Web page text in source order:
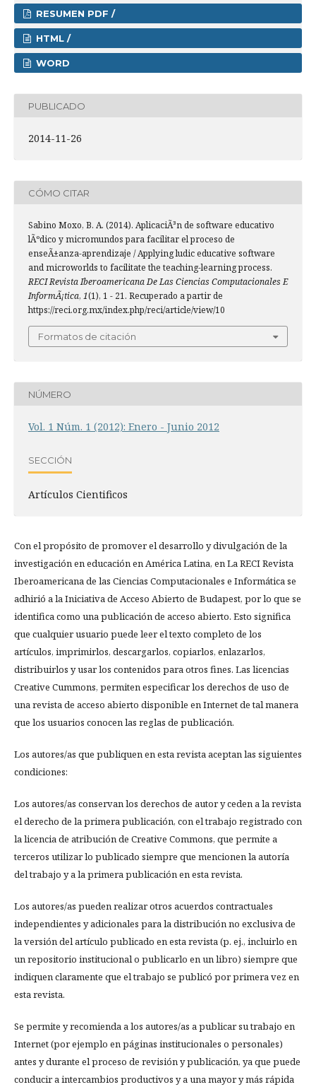
RESUMEN PDF /
HTML /
WORD
PUBLICADO
2014-11-26
CÓMO CITAR
Sabino Moxo, B. A. (2014). AplicaciÃ³n de software educativo
lÃºdico y micromundos para facilitar el proceso de
enseÃ±anza-aprendizaje / Applying ludic educative software
and microworlds to facilitate the teaching-learning process.
RECI Revista Iberoamericana De Las Ciencias Computacionales E
InformÃ¡tica, 1(1), 1 - 21. Recuperado a partir de
https://reci.org.mx/index.php/reci/article/view/10
Formatos de citación
NÚMERO
Vol. 1 Núm. 1 (2012): Enero - Junio 2012
SECCIÓN
Artículos Cientificos
Con el propósito de promover el desarrollo y divulgación de la
investigación en educación en América Latina, en La RECI Revista
Iberoamericana de las Ciencias Computacionales e Informática se
adhirió a la Iniciativa de Acceso Abierto de Budapest, por lo que se
identifica como una publicación de acceso abierto. Esto significa
que cualquier usuario puede leer el texto completo de los
artículos, imprimirlos, descargarlos, copiarlos, enlazarlos,
distribuirlos y usar los contenidos para otros fines. Las licencias
Creative Cummons, permiten especificar los derechos de uso de
una revista de acceso abierto disponible en Internet de tal manera
que los usuarios conocen las reglas de publicación.
Los autores/as que publiquen en esta revista aceptan las siguientes
condiciones:
Los autores/as conservan los derechos de autor y ceden a la revista
el derecho de la primera publicación, con el trabajo registrado con
la licencia de atribución de Creative Commons, que permite a
terceros utilizar lo publicado siempre que mencionen la autoría
del trabajo y a la primera publicación en esta revista.
Los autores/as pueden realizar otros acuerdos contractuales
independientes y adicionales para la distribución no exclusiva de
la versión del artículo publicado en esta revista (p. ej., incluirlo en
un repositorio institucional o publicarlo en un libro) siempre que
indiquen claramente que el trabajo se publicó por primera vez en
esta revista.
Se permite y recomienda a los autores/as a publicar su trabajo en
Internet (por ejemplo en páginas institucionales o personales)
antes y durante el proceso de revisión y publicación, ya que puede
conducir a intercambios productivos y a una mayor y más rápida